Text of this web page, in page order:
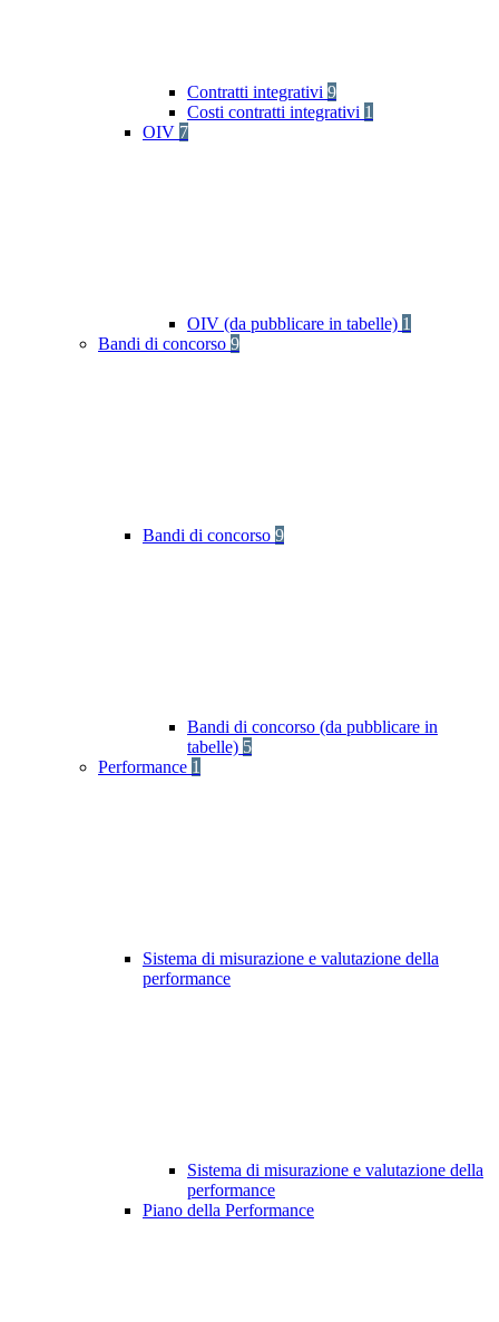
Contratti integrativi 9
Costi contratti integrativi 1
OIV 7
OIV (da pubblicare in tabelle) 1
Bandi di concorso 9
Bandi di concorso 9
Bandi di concorso (da pubblicare in
tabelle) 5
Performance 1
Sistema di misurazione e valutazione della
performance
Sistema di misurazione e valutazione della
performance
Piano della Performance